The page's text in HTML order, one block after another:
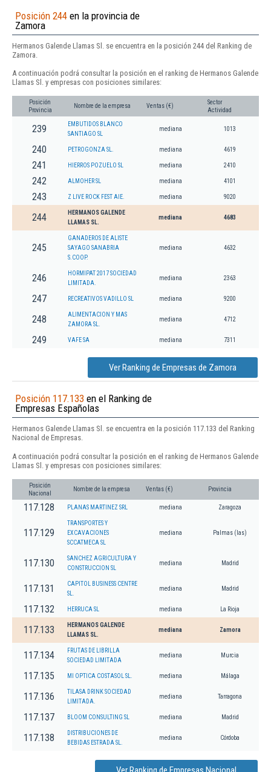
Posición 244 en la provincia de
Zamora
Hermanos Galende Llamas Sl. se encuentra en la posición 244 del Ranking de
Zamora.
A continuación podrá consultar la posición en el ranking de Hermanos Galende
Llamas Sl. y empresas con posiciones similares:
Posición
Provincia
Nombre de la empresa Ventas (€)
Sector
Actividad
239
EMBUTIDOS BLANCO
SANTIAGO SL
mediana 1013
240 PETROGONZA SL. mediana 4619
241 HIERROS POZUELO SL mediana 2410
242 ALMOHER SL mediana 4101
243 Z LIVE ROCK FEST AIE. mediana 9020
244
HERMANOS GALENDE
LLAMAS SL.
mediana 4683
245
GANADEROS DE ALISTE
SAYAGO SANABRIA
S.COOP.
mediana 4632
246
HORMIPAT 2017 SOCIEDAD
LIMITADA.
mediana 2363
247 RECREATIVOS VADILLO SL mediana 9200
248
ALIMENTACION Y MAS
ZAMORA SL.
mediana 4712
249 VAFE SA mediana 7311
Ver Ranking de Empresas de Zamora
Posición 117.133 en el Ranking de
Empresas Españolas
Hermanos Galende Llamas Sl. se encuentra en la posición 117.133 del Ranking
Nacional de Empresas.
A continuación podrá consultar la posición en el ranking de Hermanos Galende
Llamas Sl. y empresas con posiciones similares:
Posición
Nacional
Nombre de la empresa Ventas (€) Provincia
117.128 PLANAS MARTINEZ SRL mediana Zaragoza
117.129
TRANSPORTES Y
EXCAVACIONES
SCCATMECA SL
mediana Palmas (las)
117.130
SANCHEZ AGRICULTURA Y
CONSTRUCCION SL
mediana Madrid
117.131
CAPITOL BUSINESS CENTRE
SL.
mediana Madrid
117.132 HERRUCA SL mediana La Rioja
117.133
HERMANOS GALENDE
LLAMAS SL.
mediana Zamora
117.134
FRUTAS DE LIBRILLA
SOCIEDAD LIMITADA
mediana Murcia
117.135 MI OPTICA COSTASOL SL. mediana Málaga
117.136
TILASA DRINK SOCIEDAD
LIMITADA.
mediana Tarragona
117.137 BLOOM CONSULTING SL mediana Madrid
117.138
DISTRIBUCIONES DE
BEBIDAS ESTRADA SL.
mediana Córdoba